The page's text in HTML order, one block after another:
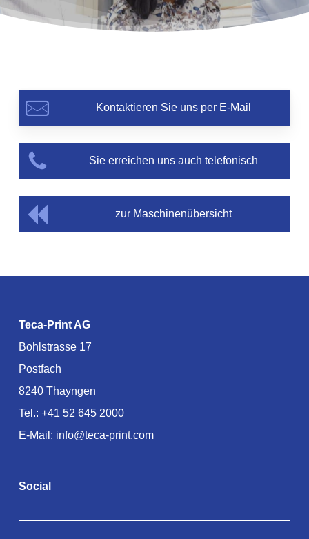
Kontaktieren Sie uns per E-Mail
Sie erreichen uns auch telefonisch
zur Maschinenübersicht
Teca-Print AG
Bohlstrasse 17
Postfach
8240 Thayngen
Tel.: +41 52 645 2000
E-Mail: info@teca-print.com
Social